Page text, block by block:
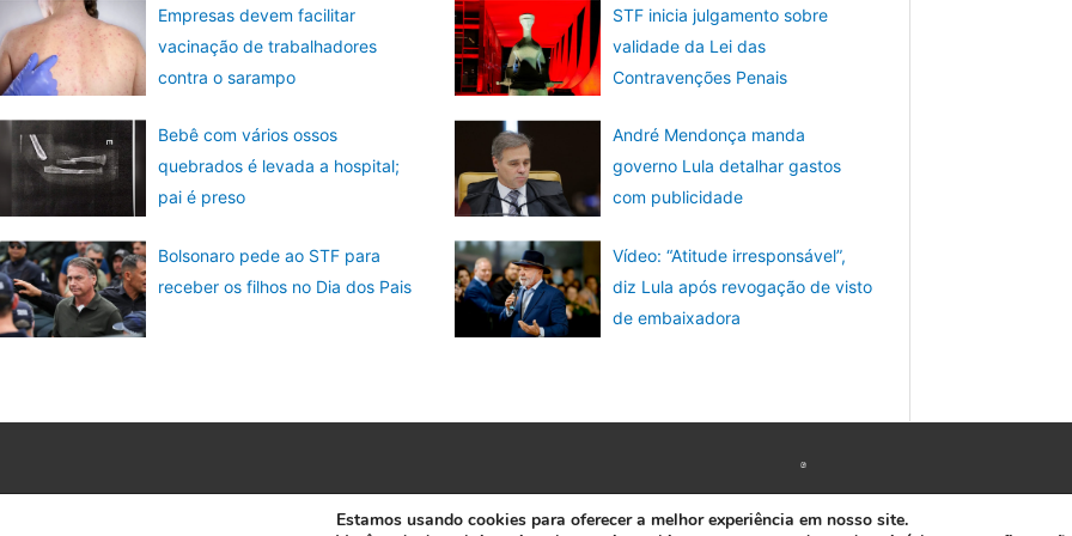
Empresas devem facilitar
vacinação de trabalhadores
contra o sarampo
STF inicia julgamento sobre
validade da Lei das
Contravenções Penais
Bebê com vários ossos
quebrados é levada a hospital;
pai é preso
André Mendonça manda
governo Lula detalhar gastos
com publicidade
Bolsonaro pede ao STF para
receber os filhos no Dia dos Pais
Vídeo: “Atitude irresponsável”,
diz Lula após revogação de visto
de embaixadora
Copyright © 2026 www.ACORDA DF
Estamos usando cookies para oferecer a melhor experiência em nosso site.